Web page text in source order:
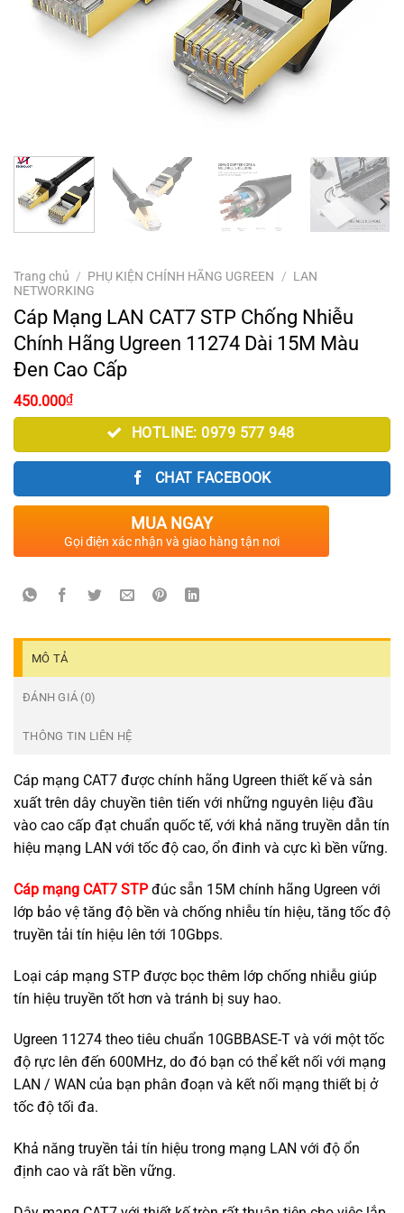
Trang chủ / PHỤ KIỆN CHÍNH HÃNG UGREEN / LAN
NETWORKING
Cáp Mạng LAN CAT7 STP Chống Nhiễu
Chính Hãng Ugreen 11274 Dài 15M Màu
Đen Cao Cấp
450.000₫
HOTLINE: 0979 577 948
CHAT FACEBOOK
MUA NGAY
Gọi điện xác nhận và giao hàng tận nơi
MÔ TẢ
ĐÁNH GIÁ (0)
THÔNG TIN LIÊN HỆ
Cáp mạng CAT7 được chính hãng Ugreen thiết kế và sản
xuất trên dây chuyền tiên tiến với những nguyên liệu đầu
vào cao cấp đạt chuẩn quốc tế, với khả năng truyền dẫn tín
hiệu mạng LAN với tốc độ cao, ổn đinh và cực kì bền vững.
Cáp mạng CAT7 STPđúc sẵn 15M chính hãng Ugreen với
lớp bảo vệ tăng độ bền và chống nhiễu tín hiệu, tăng tốc độ
truyền tải tín hiệu lên tới 10Gbps.
Loại cáp mạng STP được bọc thêm lớp chống nhiễu giúp
tín hiệu truyền tốt hơn và tránh bị suy hao.
Ugreen 11274 theo tiêu chuẩn 10GBBASE-T và với một tốc
độ rực lên đến 600MHz, do đó bạn có thể kết nối với mạng
LAN / WAN của bạn phân đoạn và kết nối mạng thiết bị ở
tốc độ tối đa.
Khả năng truyền tải tín hiệu trong mạng LAN với độ ổn
định cao và rất bền vững.